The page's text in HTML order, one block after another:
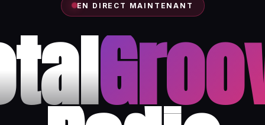
EN DIRECT MAINTENANT